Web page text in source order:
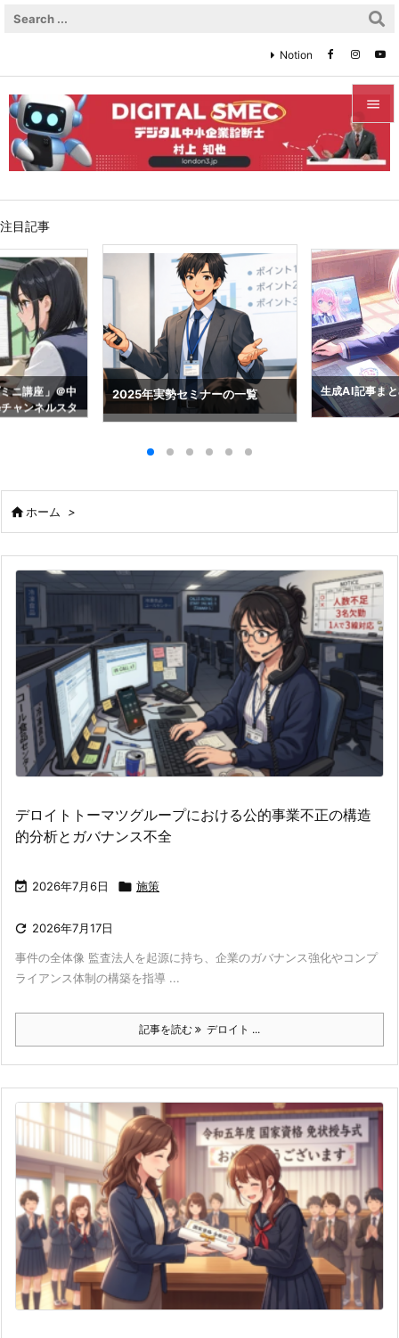


メニュ
前へ

次へ

検索
Notion
注目記事
ニ講座」＠中
ャンネルスタ
2025年実勢セミナーの一覧 生成AI記事ま
ホーム >
デロイトトーマツグループにおける公的事業不正の構造
的分析とガバナンス不全
 2026年7月6日  施策
 2026年7月17日
事件の全体像 監査法人を起源に持ち、企業のガバナンス強化やコンプ
ライアンス体制の構築を指導 ...
記事を読む デロイト ...